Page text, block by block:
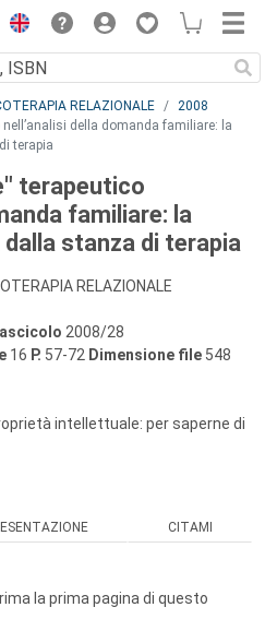
RELAZIONALE
2008
della domanda familiare: la
terapia
terapeutico
familiare: la
stanza di terapia
RELAZIONALE
2008/28
16 P. 57-72 Dimensione file 548
intellettuale: per saperne di
CITAMI
la prima pagina di questo